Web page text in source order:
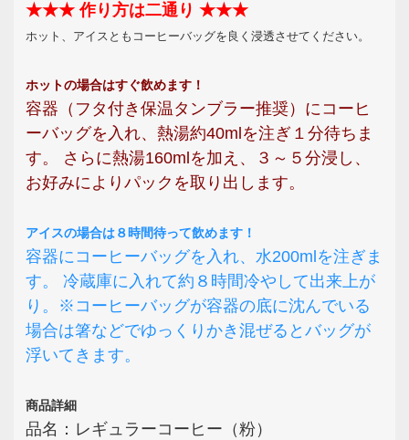
★★★ 作り方は二通り ★★★
ホット、アイスともコーヒーバッグを良く浸透させてください。
ホットの場合はすぐ飲めます！
容器（フタ付き保温タンブラー推奨）にコーヒ
ーバッグを入れ、熱湯約40mlを注ぎ１分待ちま
す。 さらに熱湯160mlを加え、３～５分浸し、
お好みによりパックを取り出します。
アイスの場合は８時間待って飲めます！
容器にコーヒーバッグを入れ、水200mlを注ぎま
す。 冷蔵庫に入れて約８時間冷やして出来上が
り。※コーヒーバッグが容器の底に沈んでいる
場合は箸などでゆっくりかき混ぜるとバッグが
浮いてきます。
商品詳細
品名：レギュラーコーヒー（粉）